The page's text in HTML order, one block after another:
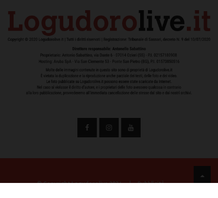
© Copyright Logudorolive 2024 | Pubblicità